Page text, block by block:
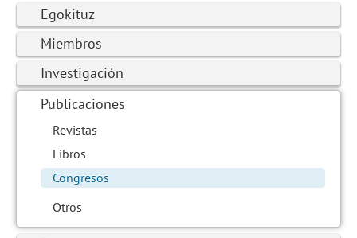
Egokituz
Miembros
Investigación
Publicaciones
Revistas
Libros
Congresos
Otros